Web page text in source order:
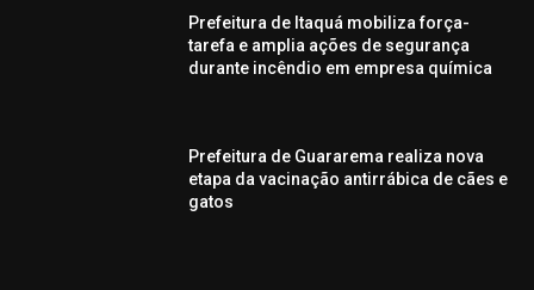
Prefeitura de Itaquá mobiliza força-
tarefa e amplia ações de segurança
durante incêndio em empresa química
Prefeitura de Guararema realiza nova
etapa da vacinação antirrábica de cães e
gatos